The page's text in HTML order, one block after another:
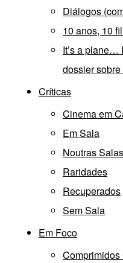
Diálogos
10 anos, 10
It’s a plane…
dossier
Críticas
Cinema em
Em Sala
Noutras Salas
Raridades
Recuperados
Sem Sala
Em Foco